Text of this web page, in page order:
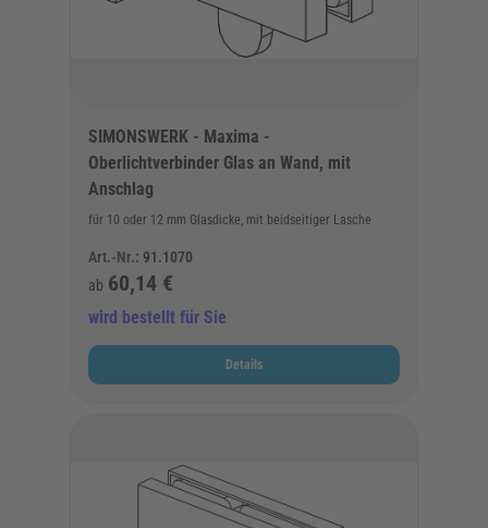
SIMONSWERK - Maxima -
Oberlichtverbinder Glas an Wand, mit
Anschlag
für 10 oder 12 mm Glasdicke, mit beidseitiger Lasche
Art.-Nr.: 91.1070
ab 60,14 €
wird bestellt für Sie
Details